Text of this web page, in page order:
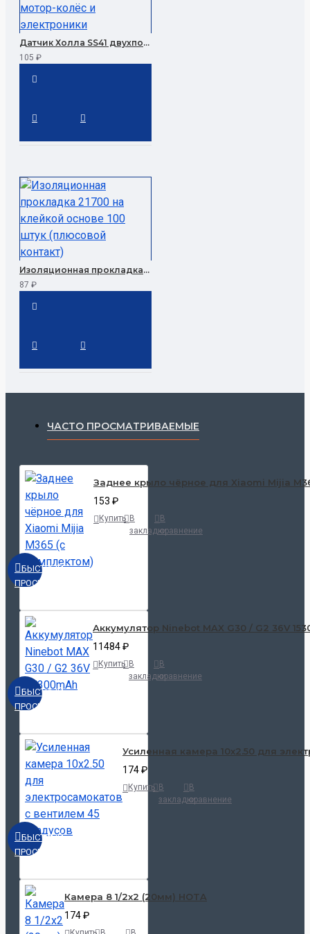
Датчик Холла SS41 двухполярный цифровой (10 шт.) для мотор-колёс и электроники
105 ₽
Изоляционная прокладка 21700 на клейкой основе 100 штук (плюсовой контакт)
87 ₽
ЧАСТО ПРОСМАТРИВАЕМЫЕ
БЫСТРЫЙ
ПРОСМОТР
Заднее крыло чёрное для Xiaomi Mijia
153 ₽
Купить В
закладки
В
сравнение
БЫСТРЫЙ
ПРОСМОТР
Аккумулятор Ninebot MAX G30 / G2 36V
11484 ₽
Купить В
закладки
В
сравнение
БЫСТРЫЙ
ПРОСМОТР
Усиленная камера 10x2.50 для
174 ₽
Купить В
закладки
В
сравнение
Камера 8 1/2x2 (20мм) HOTA
174 ₽